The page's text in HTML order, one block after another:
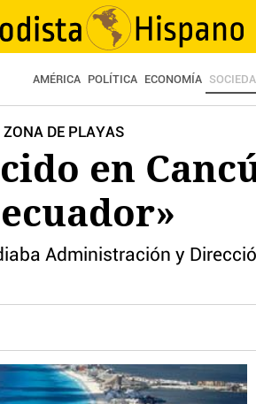
AMÉRICA POLÍTICA ECONOMÍA
ZONA DE PLAYAS
en
Administración y